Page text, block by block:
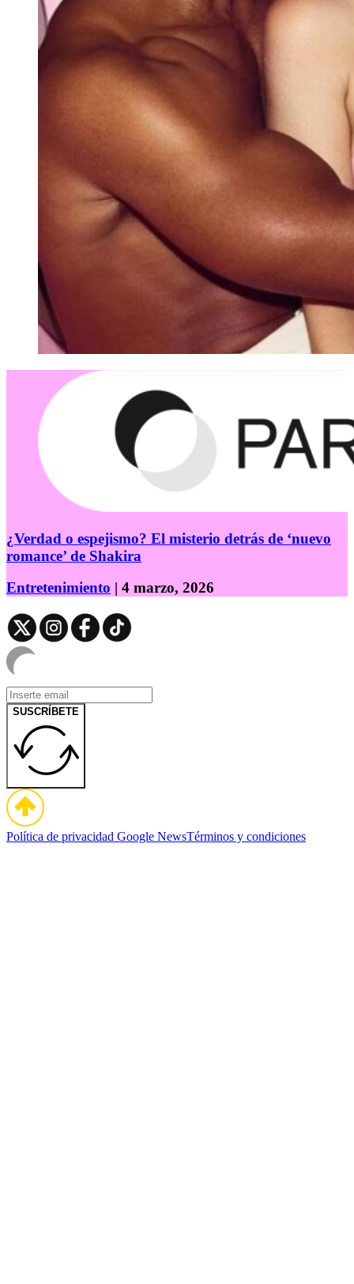
¿Verdad o espejismo? El misterio detrás de ‘nuevo
romance’ de Shakira
Entretenimiento | 4 marzo, 2026
SUSCRÍBETE
Política de privacidad Google NewsTérminos y condiciones